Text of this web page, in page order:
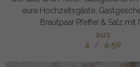
eure Hochzeitsgäste,
Brautpaar Pfeffer & Salz mit
aus
4 / 4.50